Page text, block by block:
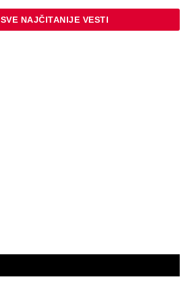
SVE NAJČITANIJE VESTI